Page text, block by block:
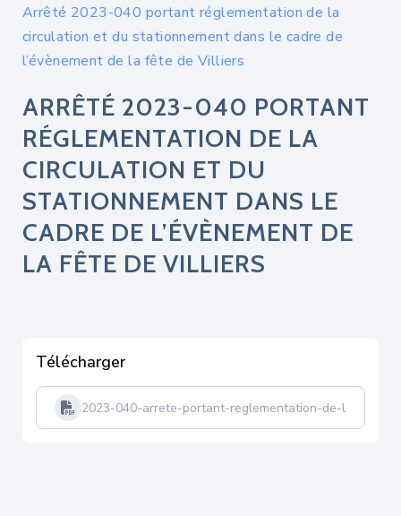
Arrêté 2023-040 portant réglementation de la
circulation et du stationnement dans le cadre de
l’évènement de la fête de Villiers
ARRÊTÉ 2023-040 PORTANT
RÉGLEMENTATION DE LA
CIRCULATION ET DU
STATIONNEMENT DANS LE
CADRE DE L’ÉVÈNEMENT DE
LA FÊTE DE VILLIERS
Télécharger
2023-040-arrete-portant-reglementation-de-la-